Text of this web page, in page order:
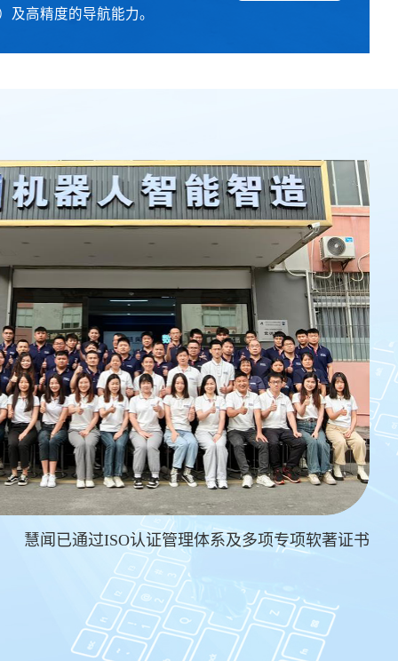
高精度的导航能力。
供和支持舒适的手术姿
可靠性强。
慧闻已通过ISO认证管理体系及多项专项软著证书